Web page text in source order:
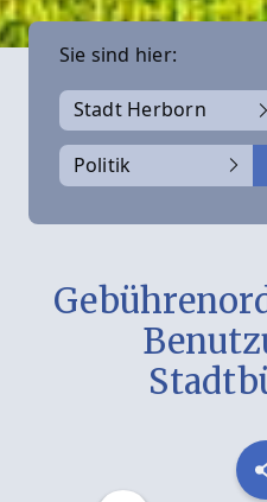
Sie sind hier:
Stadt Herborn
Politik